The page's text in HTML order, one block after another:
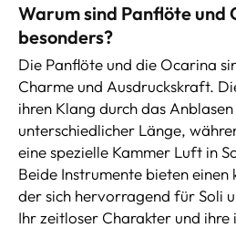
Warum sind Panflöte und
besonders?
Die Panflöte und die Ocarina
Charme und Ausdruckskraft.
ihren Klang durch das
unterschiedlicher Länge,
eine spezielle Kammer Luft in
Beide Instrumente bieten
der sich hervorragend für Soli
Ihr zeitloser Charakter und ihre